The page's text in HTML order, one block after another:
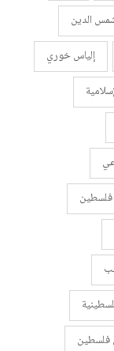
الدين
إلياس خوري
فلسطين